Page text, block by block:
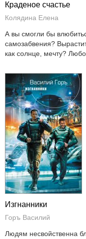
Краденое счастье
Колядина Елена
А вы смогли бы
самозабвения?
как солнце, мечту?
Изгнанники
Горъ Василий
Людям несвойственна